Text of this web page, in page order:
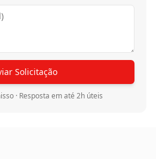
7 camadas de verniz de
de óxido de alumínio,
da beleza natural da
proporciona
uniforme e excelente
Solicitação
· Resposta em até 2h úteis